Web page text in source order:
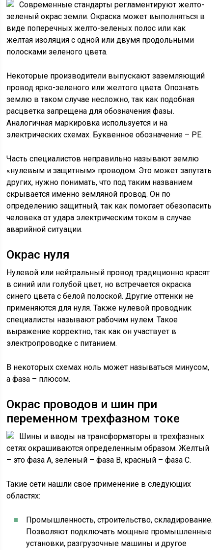
Современные стандарты регламентируют желто-
зеленый окрас земли. Окраска может выполняться в
виде поперечных желто-зеленых полос или как
желтая изоляция с одной или двумя продольными
полосками зеленого цвета.
Некоторые производители выпускают заземляющий
провод ярко-зеленого или желтого цвета. Опознать
землю в таком случае несложно, так как подобная
расцветка запрещена для обозначения фазы.
Аналогичная маркировка используется и на
электрических схемах. Буквенное обозначение – РЕ.
Часть специалистов неправильно называют землю
«нулевым и защитным» проводом. Это может запутать
других, нужно понимать, что под таким названием
скрывается именно земляной провод. Он по
определению защитный, так как помогает обезопасить
человека от удара электрическим током в случае
аварийной ситуации.
Окрас нуля
Нулевой или нейтральный провод традиционно красят
в синий или голубой цвет, но встречается окраска
синего цвета с белой полоской. Другие оттенки не
применяются для нуля. Также нулевой проводник
специалисты называют рабочим нулем. Такое
выражение корректно, так как он участвует в
электропроводке с питанием.
В некоторых схемах ноль может называться минусом,
а фаза – плюсом.
Окрас проводов и шин при
переменном трехфазном токе
Шины и вводы на трансформаторы в трехфазных
сетях окрашиваются определенным образом. Желтый
– это фаза А, зеленый – фаза В, красный – фаза С.
Такие сети нашли свое применение в следующих
областях:
Промышленность, строительство, складирование.
Позволяют подключать мощные промышленные
установки, разгрузочные машины и другое